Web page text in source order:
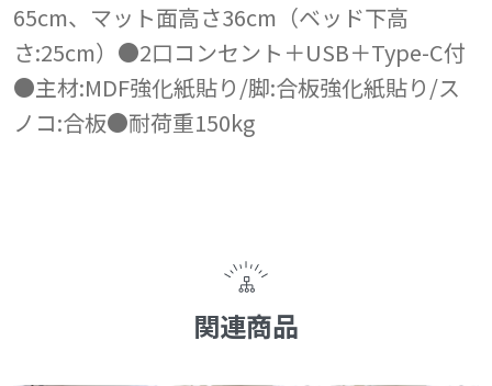
65cm、マット面高さ36cm（ベッド下高
さ:25cm）●2口コンセント＋USB＋Type-C付
●主材:MDF強化紙貼り/脚:合板強化紙貼り/ス
ノコ:合板●耐荷重150kg
関連商品